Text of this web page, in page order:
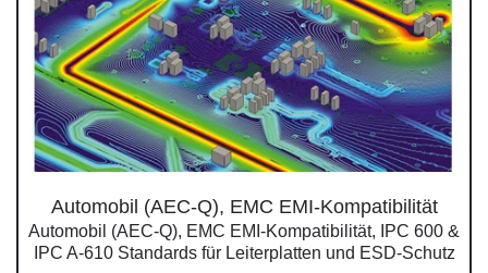
Automobil (AEC-Q), EMC EMI-Kompatibilität
Automobil (AEC-Q), EMC EMI-Kompatibilität, IPC 600 &
IPC A-610 Standards für Leiterplatten und ESD-Schutz